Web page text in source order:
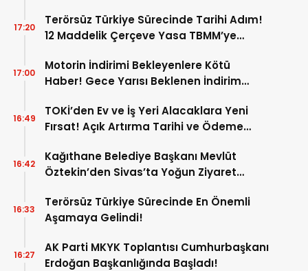
Terörsüz Türkiye Sürecinde Tarihi Adım!
12 Maddelik Çerçeve Yasa TBMM’ye
17:20
Motorin İndirimi Bekleyenlere Kötü
Haber! Gece Yarısı Beklenen İndirim
17:00
TOKİ’den Ev ve İş Yeri Alacaklara Yeni
Fırsat! Açık Artırma Tarihi ve Ödeme
16:49
Kağıthane Belediye Başkanı Mevlüt
Öztekin’den Sivas’ta Yoğun Ziyaret
16:42
Terörsüz Türkiye Sürecinde En Önemli
Aşamaya Gelindi!
16:33
AK Parti MKYK Toplantısı Cumhurbaşkanı
Erdoğan Başkanlığında Başladı!
16:27